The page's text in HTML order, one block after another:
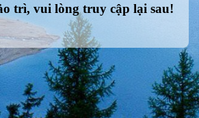
trì, vui lòng truy cập lại sau!